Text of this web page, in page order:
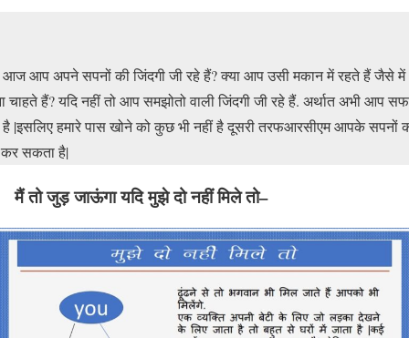
आज आप अपने सपनों की जिंदगी जी रहे हैं? क्या आप उसी मकान में रहते हैं जैसे
चाहते हैं? यदि नहीं तो आप समझोतो वाली जिंदगी जी रहे हैं. अर्थात अभी आप
है |इसलिए हमारे पास खोने को कुछ भी नहीं है दूसरी तरफआरसीएम आपके सपनों
कर सकता है|
मैं तो जुड़ जाऊंगा यदि मुझे दो नहीं मिले तो–